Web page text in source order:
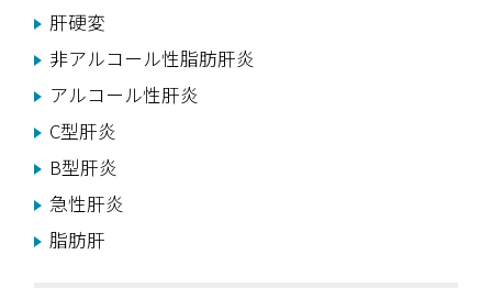
肝硬変
非アルコール性脂肪肝炎
アルコール性肝炎
C型肝炎
B型肝炎
急性肝炎
脂肪肝